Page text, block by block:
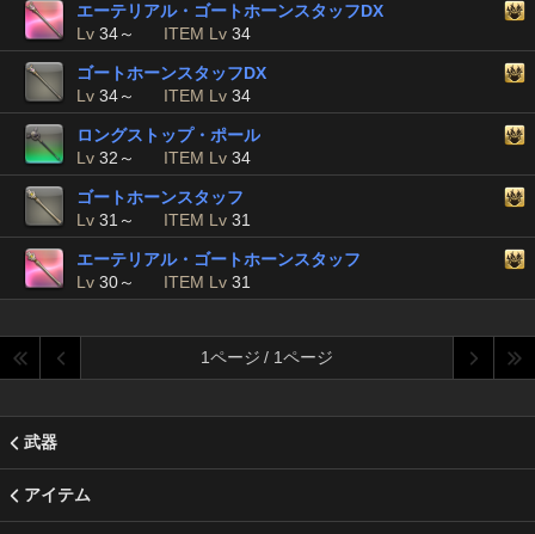
エーテリアル・ゴートホーンスタッフDX
Lv 34～ ITEM Lv 34
ゴートホーンスタッフDX
Lv 34～ ITEM Lv 34
ロングストップ・ポール
Lv 32～ ITEM Lv 34
ゴートホーンスタッフ
Lv 31～ ITEM Lv 31
エーテリアル・ゴートホーンスタッフ
Lv 30～ ITEM Lv 31
1ページ / 1ページ
武器
アイテム